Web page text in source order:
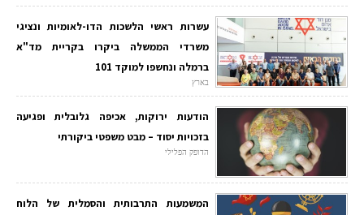
עשרות ראשי הלשכות הדו-לאומיות ונציגי
משרדי הממשלה ביקרו בקריית מד"א
ברמלה ונחשפו למוקד 101
בארץ
הודעות ירוקות, אכיפה גלובלית ופגיעה
בזכויות יסוד – מבט משפטי ביקורתי
הדופק הפלילי
המשמעות התרבותית והסמלית של הלוח